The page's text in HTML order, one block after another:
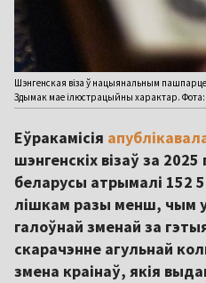
Шэнгенская віза ў нацыянальным пашпарце
Здымак мае ілюстрацыйны характар.
Еўракамісія
шэнгенскіх візаў за
беларусы атрымалі 152
лішкам разы менш, чым
галоўнай зменай за
скарачэнне агульнай
змена краінаў, якія